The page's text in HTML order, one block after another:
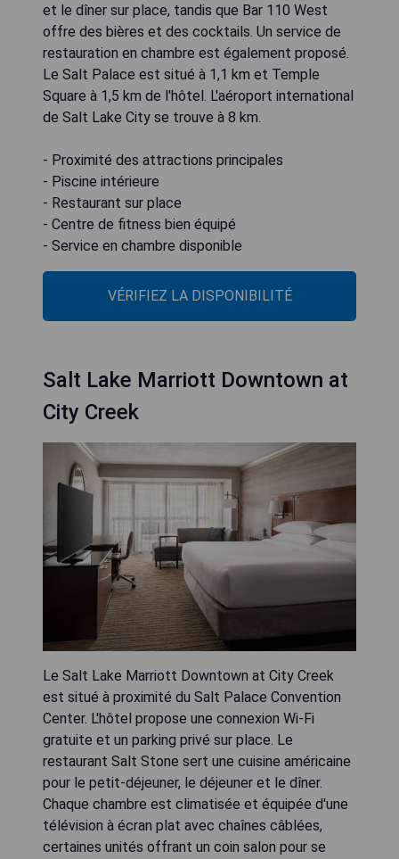
et le dîner sur place, tandis que Bar 110 West
offre des bières et des cocktails. Un service de
restauration en chambre est également proposé.
Le Salt Palace est situé à 1,1 km et Temple
Square à 1,5 km de l'hôtel. L'aéroport international
de Salt Lake City se trouve à 8 km.
- Proximité des attractions principales
- Piscine intérieure
- Restaurant sur place
- Centre de fitness bien équipé
- Service en chambre disponible
VÉRIFIEZ LA DISPONIBILITÉ
Salt Lake Marriott Downtown at
City Creek
Le Salt Lake Marriott Downtown at City Creek
est situé à proximité du Salt Palace Convention
Center. L'hôtel propose une connexion Wi-Fi
gratuite et un parking privé sur place. Le
restaurant Salt Stone sert une cuisine américaine
pour le petit-déjeuner, le déjeuner et le dîner.
Chaque chambre est climatisée et équipée d'une
télévision à écran plat avec chaînes câblées,
certaines unités offrant un coin salon pour se